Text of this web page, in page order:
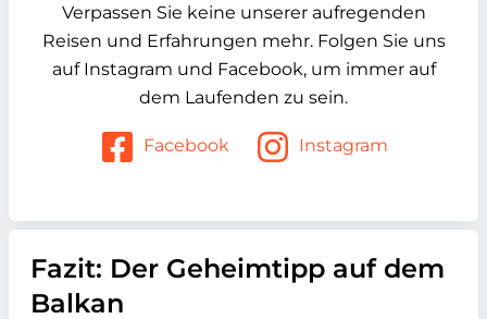
Verpassen Sie keine unserer aufregenden
Reisen und Erfahrungen mehr. Folgen Sie uns
auf Instagram und Facebook, um immer auf
dem Laufenden zu sein.
Facebook Instagram
Fazit: Der Geheimtipp auf dem
Balkan